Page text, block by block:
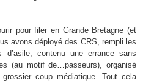
pour filer en Grande Bretagne (et
avons déployé des CRS, rempli les
d’asile, contenu une errance sans
(au motif de…passeurs), organisé
coup médiatique. Tout cela